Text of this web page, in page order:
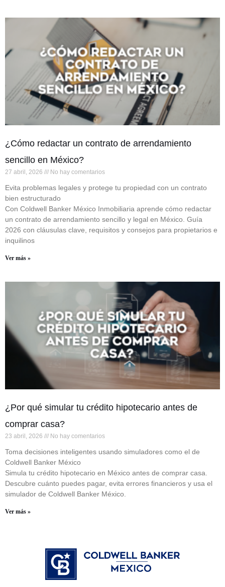
¿Cómo redactar un contrato de arrendamiento
sencillo en México?
27 abril, 2026 No hay comentarios
Evita problemas legales y protege tu propiedad con un contrato
bien estructurado
Con Coldwell Banker México Inmobiliaria aprende cómo redactar
un contrato de arrendamiento sencillo y legal en México. Guía
2026 con cláusulas clave, requisitos y consejos para propietarios e
inquilinos
Ver más »
¿Por qué simular tu crédito hipotecario antes de
comprar casa?
23 abril, 2026 No hay comentarios
Toma decisiones inteligentes usando simuladores como el de
Coldwell Banker México
Simula tu crédito hipotecario en México antes de comprar casa.
Descubre cuánto puedes pagar, evita errores financieros y usa el
simulador de Coldwell Banker México.
Ver más »